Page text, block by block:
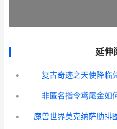
延伸
复古奇迹之天使降临
非匿名指令鸢尾金如